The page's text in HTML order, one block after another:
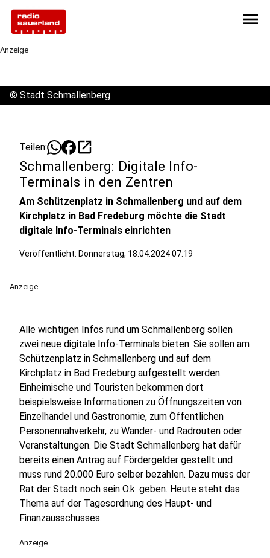
menu
Anzeige
© Stadt Schmallenberg
Teilen: open_in_new
Schmallenberg: Digitale Info-
Terminals in den Zentren
Am Schützenplatz in Schmallenberg und auf dem
Kirchplatz in Bad Fredeburg möchte die Stadt
digitale Info-Terminals einrichten
Veröffentlicht: Donnerstag, 18.04.2024 07:19
Anzeige
Alle wichtigen Infos rund um Schmallenberg sollen
zwei neue digitale Info-Terminals bieten. Sie sollen am
Schützenplatz in Schmallenberg und auf dem
Kirchplatz in Bad Fredeburg aufgestellt werden.
Einheimische und Touristen bekommen dort
beispielsweise Informationen zu Öffnungszeiten von
Einzelhandel und Gastronomie, zum Öffentlichen
Personennahverkehr, zu Wander- und Radrouten oder
Veranstaltungen. Die Stadt Schmallenberg hat dafür
bereits einen Antrag auf Fördergelder gestellt und
muss rund 20.000 Euro selber bezahlen. Dazu muss der
Rat der Stadt noch sein O.k. geben. Heute steht das
Thema auf der Tagesordnung des Haupt- und
Finanzausschusses.
Anzeige